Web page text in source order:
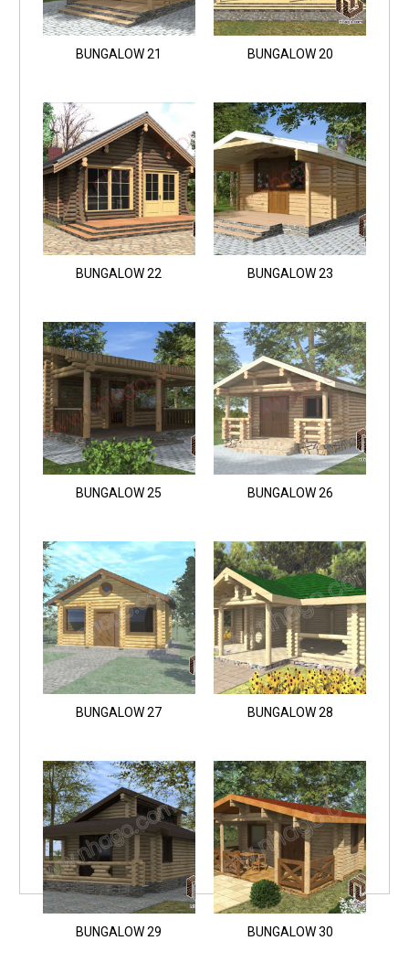
BUNGALOW 21 BUNGALOW 20
BUNGALOW 22 BUNGALOW 23
BUNGALOW 25 BUNGALOW 26
BUNGALOW 27 BUNGALOW 28
BUNGALOW 29 BUNGALOW 30